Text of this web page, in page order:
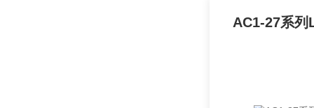
AC1-27系列